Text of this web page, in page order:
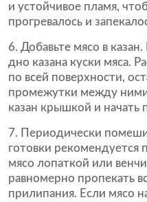
и устойчивое пламя,
прогревалось и
6. Добавьте мясо в
дно казана куски мяса.
по всей поверхности,
промежутки между
казан крышкой и начать
7. Периодически
готовки рекомендуется
мясо лопаткой или
равномерно пропекать
прилипания. Если мясо